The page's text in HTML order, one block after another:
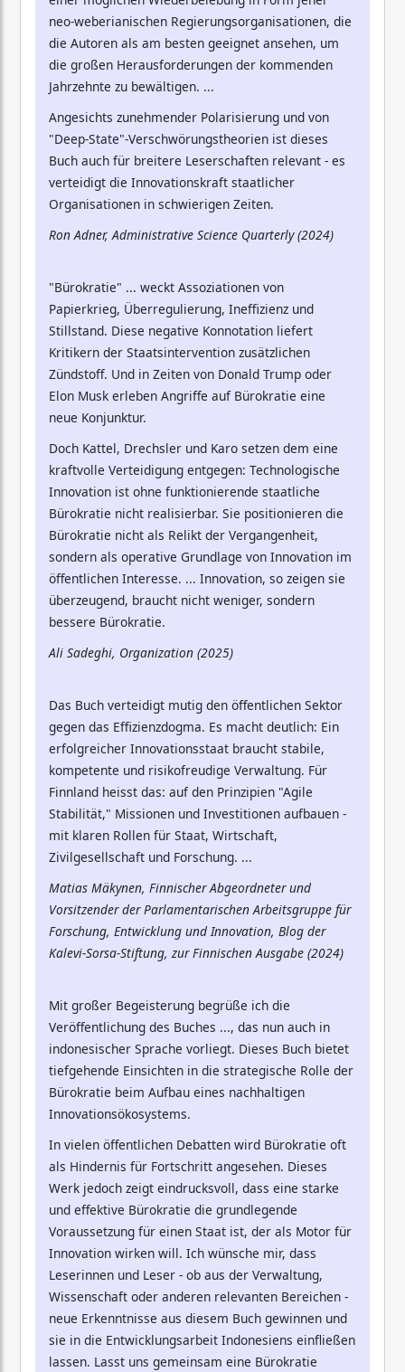
neo-weberianischen Regierungsorganisationen, die
die Autoren als am besten geeignet ansehen, um
die großen Herausforderungen der kommenden
Jahrzehnte zu bewältigen. ...
Angesichts zunehmender Polarisierung und von
"Deep-State"-Verschwörungstheorien ist dieses
Buch auch für breitere Leserschaften relevant - es
verteidigt die Innovationskraft staatlicher
Organisationen in schwierigen Zeiten.
Ron Adner, Administrative Science Quarterly (2024)
"Bürokratie" ... weckt Assoziationen von
Papierkrieg, Überregulierung, Ineffizienz und
Stillstand. Diese negative Konnotation liefert
Kritikern der Staatsintervention zusätzlichen
Zündstoff. Und in Zeiten von Donald Trump oder
Elon Musk erleben Angriffe auf Bürokratie eine
neue Konjunktur.
Doch Kattel, Drechsler und Karo setzen dem eine
kraftvolle Verteidigung entgegen: Technologische
Innovation ist ohne funktionierende staatliche
Bürokratie nicht realisierbar. Sie positionieren die
Bürokratie nicht als Relikt der Vergangenheit,
sondern als operative Grundlage von Innovation im
öffentlichen Interesse. ... Innovation, so zeigen sie
überzeugend, braucht nicht weniger, sondern
bessere Bürokratie.
Ali Sadeghi, Organization (2025)
Das Buch verteidigt mutig den öffentlichen Sektor
gegen das Effizienzdogma. Es macht deutlich: Ein
erfolgreicher Innovationsstaat braucht stabile,
kompetente und risikofreudige Verwaltung. Für
Finnland heisst das: auf den Prinzipien "Agile
Stabilität," Missionen und Investitionen aufbauen -
mit klaren Rollen für Staat, Wirtschaft,
Zivilgesellschaft und Forschung. ...
Matias Mäkynen, Finnischer Abgeordneter und
Vorsitzender der Parlamentarischen Arbeitsgruppe für
Forschung, Entwicklung und Innovation, Blog der
Kalevi-Sorsa-Stiftung, zur Finnischen Ausgabe (2024)
Mit großer Begeisterung begrüße ich die
Veröffentlichung des Buches ..., das nun auch in
indonesischer Sprache vorliegt. Dieses Buch bietet
tiefgehende Einsichten in die strategische Rolle der
Bürokratie beim Aufbau eines nachhaltigen
Innovationsökosystems.
In vielen öffentlichen Debatten wird Bürokratie oft
als Hindernis für Fortschritt angesehen. Dieses
Werk jedoch zeigt eindrucksvoll, dass eine starke
und effektive Bürokratie die grundlegende
Voraussetzung für einen Staat ist, der als Motor für
Innovation wirken will. Ich wünsche mir, dass
Leserinnen und Leser - ob aus der Verwaltung,
Wissenschaft oder anderen relevanten Bereichen -
neue Erkenntnisse aus diesem Buch gewinnen und
sie in die Entwicklungsarbeit Indonesiens einfließen
lassen. Lasst uns gemeinsam eine Bürokratie